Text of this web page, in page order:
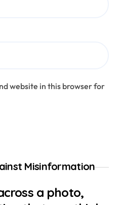
website in this browser for
Misinformation
a photo,